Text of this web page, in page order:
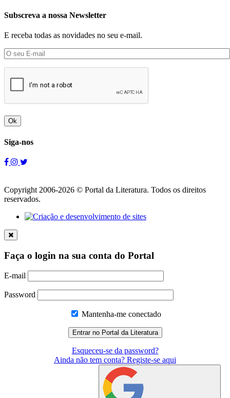
Subscreva a nossa Newsletter
E receba todas as novidades no seu e-mail.
Ok
Siga-nos
Copyright 2006-2026 © Portal da Literatura. Todos os direitos
reservados.
Faça o login na sua conta do Portal
E-mail
Password
Mantenha-me conectado
Esqueceu-se da password?
Ainda não tem conta? Registe-se aqui